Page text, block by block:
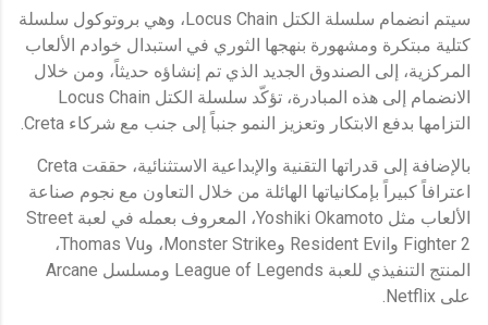
سيتم انضمام سلسلة الكتل Locus Chain، وهي بروتوكول سلسلة
كتلية مبتكرة ومشهورة بنهجها الثوري في استبدال خوادم الألعاب
المركزية، إلى الصندوق الجديد الذي تم إنشاؤه حديثاً، ومن خلال
الانضمام إلى هذه المبادرة، تؤكّد سلسلة الكتل Locus Chain
التزامها بدفع الابتكار وتعزيز النمو جنباً إلى جنب مع شركاء Creta.
بالإضافة إلى قدراتها التقنية والإبداعية الاستثنائية، حققت Creta
اعترافاً كبيراً بإمكانياتها الهائلة من خلال التعاون مع نجوم صناعة
الألعاب مثل Yoshiki Okamoto، المعروف بعمله في لعبة Street
Fighter 2 وResident Evil وMonster Strike، وThomas Vu،
المنتج التنفيذي للعبة League of Legends ومسلسل Arcane
على Netflix.